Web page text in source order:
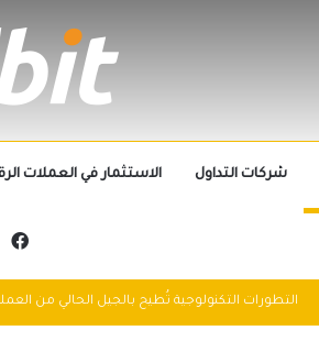
شركات التداول الاستثمار في العملات